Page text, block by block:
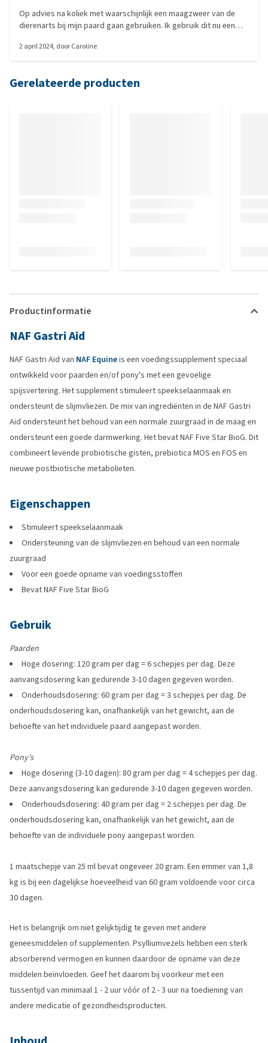
Op advies na koliek met waarschijnlijk een maagzweer van de
dierenarts bij mijn paard gaan gebruiken. Ik gebruik dit nu een
verschil is( al minder gevoelig op de maag bv bij aan singelen ) ik
2 april 2024, doorCaroline
Gerelateerde producten
Productinformatie
NAF Gastri Aid
NAF Gastri Aid van NAF Equineis een voedingssupplement speciaal
ontwikkeld voor paarden en/of pony's met een gevoelige
spijsvertering. Het supplement stimuleert speekselaanmaak en
ondersteunt de slijmvliezen. De mix van ingrediënten in de NAF Gastri
Aid ondersteunt het behoud van een normale zuurgraad in de maag en
ondersteunt een goede darmwerking. Het bevat NAF Five Star BioG. Dit
combineert levende probiotische gisten, prebiotica MOS en FOS en
nieuwe postbiotische metabolieten.
Eigenschappen
Stimuleert speekselaanmaak
Ondersteuning van de slijmvliezen en behoud van een normale
zuurgraad
Voor een goede opname van voedingsstoffen
Bevat NAF Five Star BioG
Gebruik
Paarden
Hoge dosering: 120 gram per dag = 6 schepjes per dag. Deze
aanvangsdosering kan gedurende 3-10 dagen gegeven worden.
Onderhoudsdosering: 60 gram per dag = 3 schepjes per dag. De
onderhoudsdosering kan, onafhankelijk van het gewicht, aan de
behoefte van het individuele paard aangepast worden.
Pony's
Hoge dosering (3-10 dagen): 80 gram per dag = 4 schepjes per dag.
Deze aanvangsdosering kan gedurende 3-10 dagen gegeven worden.
Onderhoudsdosering: 40 gram per dag = 2 schepjes per dag. De
onderhoudsdosering kan, onafhankelijk van het gewicht, aan de
behoefte van de individuele pony aangepast worden.
1 maatschepje van 25 ml bevat ongeveer 20 gram. Een emmer van 1,8
kg is bij een dagelijkse hoeveelheid van 60 gram voldoende voor circa
30 dagen.
Het is belangrijk om niet gelijktijdig te geven met andere
geneesmiddelen of supplementen. Psylliumvezels hebben een sterk
absorberend vermogen en kunnen daardoor de opname van deze
middelen beïnvloeden. Geef het daarom bij voorkeur met een
tussentijd van minimaal 1 - 2 uur vóór of 2 - 3 uur na toediening van
andere medicatie of gezondheidsproducten.